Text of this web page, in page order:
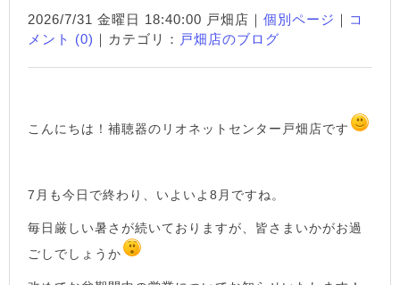
2026/7/31 金曜日 18:40:00 戸畑店｜ 個別ページ ｜ コ
メント (0) ｜カテゴリ： 戸畑店のブログ
こんにちは！補聴器のリオネットセンター戸畑店です
7月も今日で終わり、いよいよ8月ですね。
毎日厳しい暑さが続いておりますが、皆さまいかがお過
ごしでしょうか